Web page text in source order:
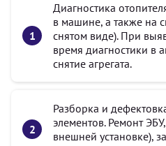
Диагностика
в машине, а также на
снятом виде). При
время диагностики в
снятие агрегата.
Разборка и
элементов. Ремонт
внешней установке),